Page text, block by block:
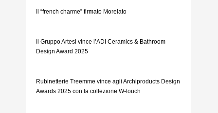
Il “french charme” firmato Morelato
Il Gruppo Artesi vince l’ADI Ceramics & Bathroom
Design Award 2025
Rubinetterie Treemme vince agli Archiproducts Design
Awards 2025 con la collezione W-touch